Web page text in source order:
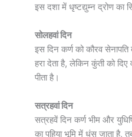
इस दशा में धृष्टद्युम्न द्रोण का
सोलहवां दिन
इस दिन कर्ण को कौरव
हरा देता है, लेकिन कुंती को
पीता है।
सत्रहवां दिन
सत्रहवें दिन कर्ण भीम और
का पहिया भूमि में धंस जाता